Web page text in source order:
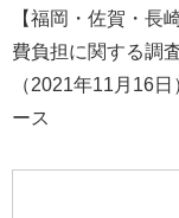
【福岡・佐賀・長
費負担に関する調
（2021年11月16
ース